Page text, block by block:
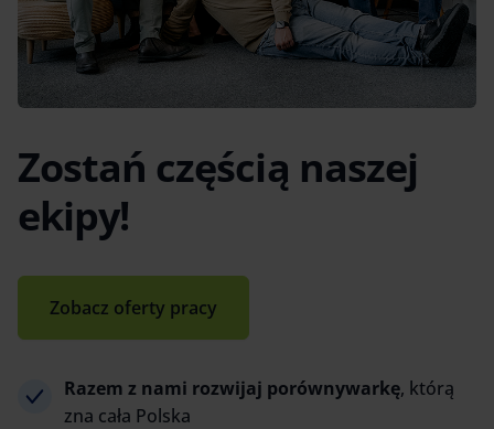
Zostań częścią naszej
ekipy!
Zobacz oferty pracy
Razem z nami rozwijaj porównywarkę, którą
zna cała Polska